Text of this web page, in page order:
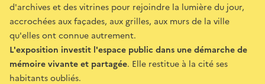
d'archives et des vitrines pour rejoindre la lumière du jour,
accrochées aux façades, aux grilles, aux murs de la ville
qu'elles ont connue autrement.
L'exposition investit l'espace public dans une démarche de
mémoire vivante et partagée. Elle restitue à la cité ses
habitants oubliés.